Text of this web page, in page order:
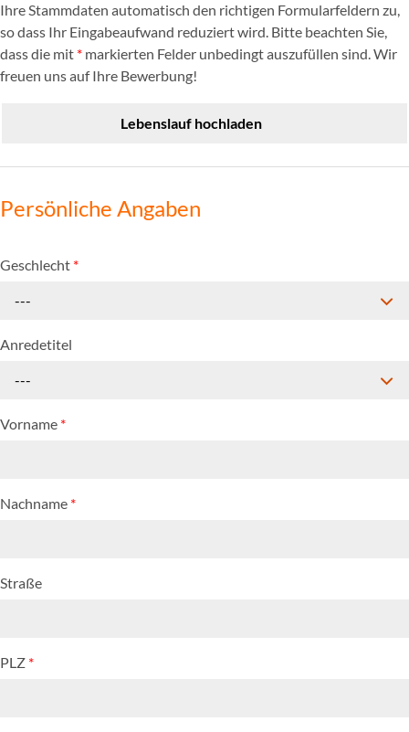
Ihre Stammdaten automatisch den richtigen Formularfeldern zu,
so dass Ihr Eingabeaufwand reduziert wird. Bitte beachten Sie,
dass die mit * markierten Felder unbedingt auszufüllen sind. Wir
freuen uns auf Ihre Bewerbung!
Lebenslauf hochladen
Persönliche Angaben
Geschlecht *
---
Anredetitel
---
Vorname *
Nachname *
Straße
PLZ *